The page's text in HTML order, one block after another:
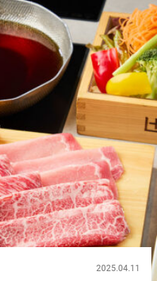
산(국산) 쿠로게 와규의 스키야
니다. 일본인 손님에게 사랑받
문하는 외국인 여행객도 적지
, 일본 각지의 향토 요리를 의식
. ２종류의 와규를 사용한 호화
, 산팽이버섯, 당근, 두부, 실
쿠산(국산) 쿠로게 와규의 스
』. 메인이 되는 와규에는 브리
의 ２종류가 들어 있습니다.
제공 와규의 다른 식감과 맛
쿠산(국산) 쿠로게 와규의 스
）』의...
2025.04.11